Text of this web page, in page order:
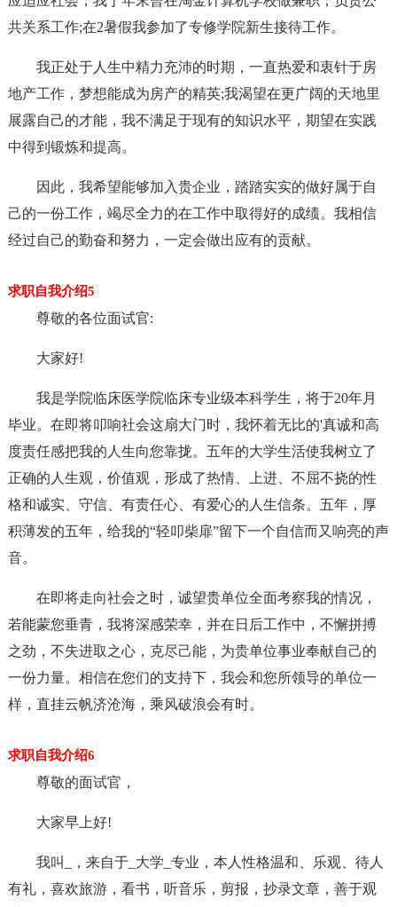
共关系工作;在2暑假我参加了专修学院新生接待工作。
我正处于人生中精力充沛的时期，一直热爱和衷针于房
地产工作，梦想能成为房产的精英;我渴望在更广阔的天地里
展露自己的才能，我不满足于现有的知识水平，期望在实践
中得到锻炼和提高。
因此，我希望能够加入贵企业，踏踏实实的做好属于自
己的一份工作，竭尽全力的在工作中取得好的成绩。我相信
经过自己的勤奋和努力，一定会做出应有的贡献。
求职自我介绍5
尊敬的各位面试官:
大家好!
我是学院临床医学院临床专业级本科学生，将于20年月
毕业。在即将叩响社会这扇大门时，我怀着无比的'真诚和高
度责任感把我的人生向您靠拢。五年的大学生活使我树立了
正确的人生观，价值观，形成了热情、上进、不屈不挠的性
格和诚实、守信、有责任心、有爱心的人生信条。五年，厚
积薄发的五年，给我的“轻叩柴扉”留下一个自信而又响亮的声
音。
在即将走向社会之时，诚望贵单位全面考察我的情况，
若能蒙您垂青，我将深感荣幸，并在日后工作中，不懈拼搏
之劲，不失进取之心，克尽己能，为贵单位事业奉献自己的
一份力量。相信在您们的支持下，我会和您所领导的单位一
样，直挂云帆济沧海，乘风破浪会有时。
求职自我介绍6
尊敬的面试官，
大家早上好!
我叫_，来自于_大学_专业，本人性格温和、乐观、待人
有礼，喜欢旅游，看书，听音乐，剪报，抄录文章，善于观